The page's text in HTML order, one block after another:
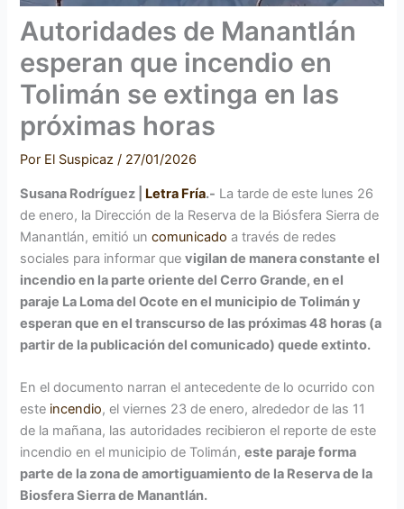
Autoridades de Manantlán
esperan que incendio en
Tolimán se extinga en las
próximas horas
Por El Suspicaz/ 27/01/2026
Susana Rodríguez | Letra Fría.- La tarde de este lunes 26
de enero, la Dirección de la Reserva de la Biósfera Sierra de
Manantlán, emitió uncomunicado a través de redes
sociales para informar quevigilan de manera constante el
incendio en la parte oriente del Cerro Grande, en el
paraje La Loma del Ocote en el municipio de Tolimán y
esperan que en el transcurso de las próximas 48 horas (a
partir de la publicación del comunicado) quede extinto.
En el documento narran el antecedente de lo ocurrido con
este incendio, el viernes 23 de enero, alrededor de las 11
de la mañana, las autoridades recibieron el reporte de este
incendio en el municipio de Tolimán,este paraje forma
parte de la zona de amortiguamiento de la Reserva de la
Biosfera Sierra de Manantlán.